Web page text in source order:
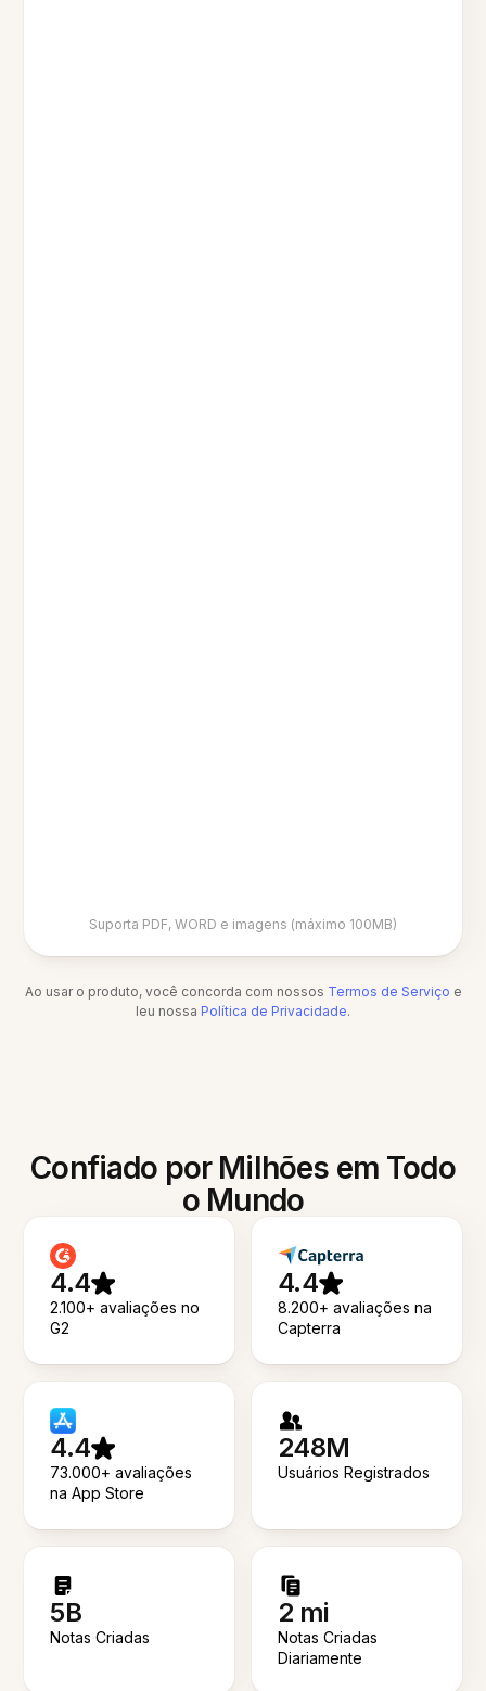
Suporta PDF, WORD e imagens (máximo 100MB)
Ao usar o produto, você concorda com nossos Termos de Serviço e
leu nossa Política de Privacidade.
Confiado por Milhões em Todo
o Mundo
4.4
2.100+ avaliações no
G2
4.4
8.200+ avaliações na
Capterra
4.4
73.000+ avaliações
na App Store
248M
Usuários Registrados
5B
Notas Criadas
2 mi
Notas Criadas
Diariamente